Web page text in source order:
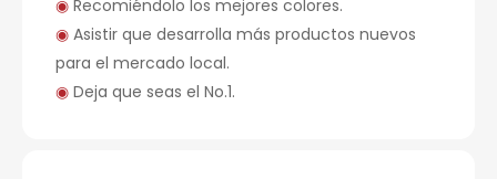
◉ Recomiéndolo los mejores colores.
◉ Asistir que desarrolla más productos nuevos
para el mercado local.
◉ Deja que seas el No.1.